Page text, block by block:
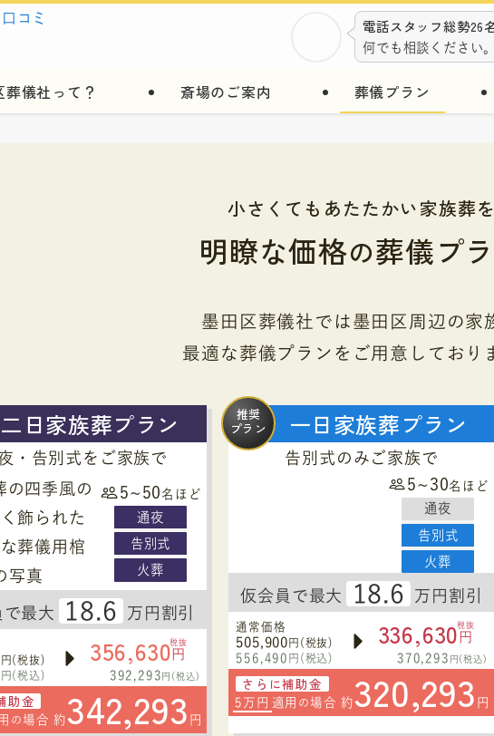
葬儀社って？ 斎場のご案内 葬儀プラン
電話スタッフ総勢26
何でも相談ください。
小さくてもあたたかい家族葬を
明瞭な価格の葬儀プ
墨田区葬儀社では墨田区周辺の家
最適な葬儀プランをご用意しており
二日家族葬プラン
・告別式をご家族で
5~50 名ほど
通夜
告別式
火葬
最大 18.6 万円割引
円(税抜)
円(税込)
356,630税抜
円
392,293 円(税込)
助金
の 場合 約342,293 円
推奨
プラン
一日家族葬プラン
告別式のみご家族で
5~30名ほど
通夜
告別式
火葬
仮会員で最大 18.6 万円割引
通常価格
505,900 円(税抜)
556,490 円(税込)
336,630税抜
円
370,293 円(税込)
さらに補助金
5万円 適用 の 場合 約320,293 円